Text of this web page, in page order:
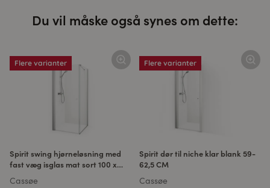
Du vil måske også synes om dette:
Flere varianter
Spirit swing hjørneløsning med
fast væg isglas mat sort 100 x
100 CM
Cassøe
Flere varianter
Spirit dør til niche klar blank 59-
62,5 CM
Cassøe